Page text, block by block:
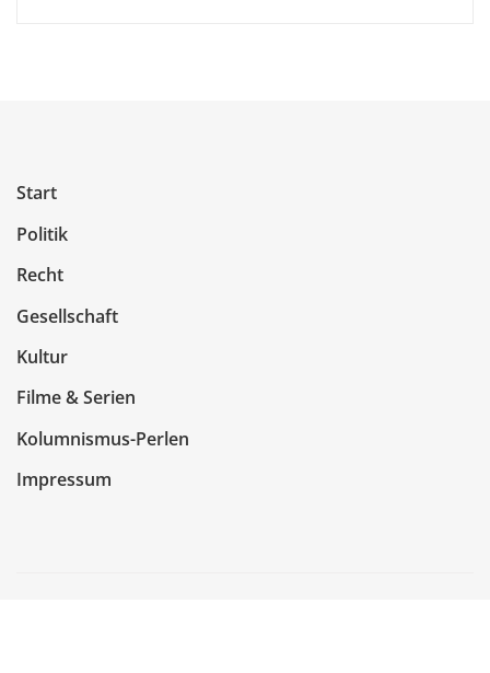
Start
Politik
Recht
Gesellschaft
Kultur
Filme & Serien
Kolumnismus-Perlen
Impressum